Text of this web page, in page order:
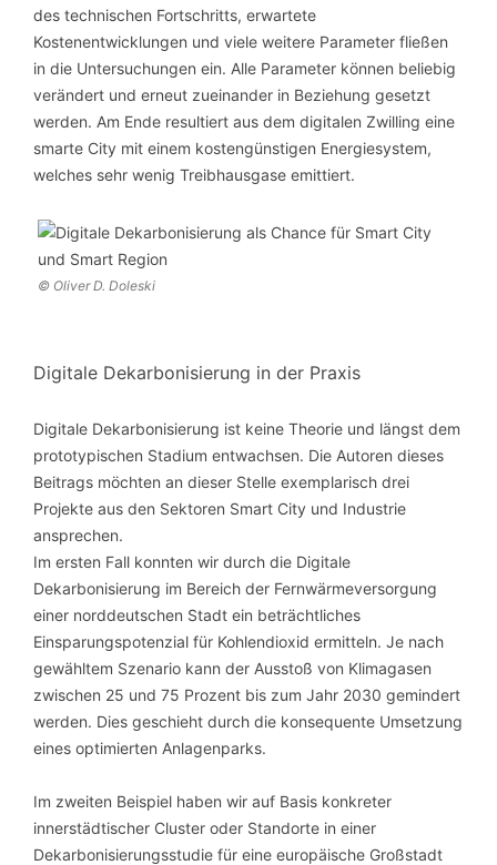
des technischen Fortschritts, erwartete
Kostenentwicklungen und viele weitere Parameter fließen
in die Untersuchungen ein. Alle Parameter können beliebig
verändert und erneut zueinander in Beziehung gesetzt
werden. Am Ende resultiert aus dem digitalen Zwilling eine
smarte City mit einem kostengünstigen Energiesystem,
welches sehr wenig Treibhausgase emittiert.
© Oliver D. Doleski
Digitale Dekarbonisierung in der Praxis
Digitale Dekarbonisierung ist keine Theorie und längst dem
prototypischen Stadium entwachsen. Die Autoren dieses
Beitrags möchten an dieser Stelle exemplarisch drei
Projekte aus den Sektoren Smart City und Industrie
ansprechen.
Im ersten Fall konnten wir durch die Digitale
Dekarbonisierung im Bereich der Fernwärmeversorgung
einer norddeutschen Stadt ein beträchtliches
Einsparungspotenzial für Kohlendioxid ermitteln. Je nach
gewähltem Szenario kann der Ausstoß von Klimagasen
zwischen 25 und 75 Prozent bis zum Jahr 2030 gemindert
werden. Dies geschieht durch die konsequente Umsetzung
eines optimierten Anlagenparks.
Im zweiten Beispiel haben wir auf Basis konkreter
innerstädtischer Cluster oder Standorte in einer
Dekarbonisierungsstudie für eine europäische Großstadt